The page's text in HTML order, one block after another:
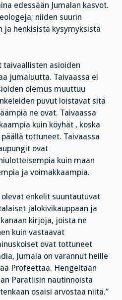
edessään Jumalan kasvot.
niiden suurin
ja henkisistä kysymyksistä
taivaallisten asioiden
jumaluutta. Taivaassa ei
olemus muuttuu
puvut loistavat sitä
ne ovat. Taivaassa
kuin köyhät , koska
tottuneet. Taivaassa
ovat
kuin maan
ja voimakkaampia.
enkelit suuntautuvat
jalokivikauppaan ja
kirjoja, joista ne
kuin vastaavat
ovat tottuneet
Jumala on varannut heille
Profeettaa. Hengeltään
Paratiisin nautinnoista
osaisi arvostaa niitä.”